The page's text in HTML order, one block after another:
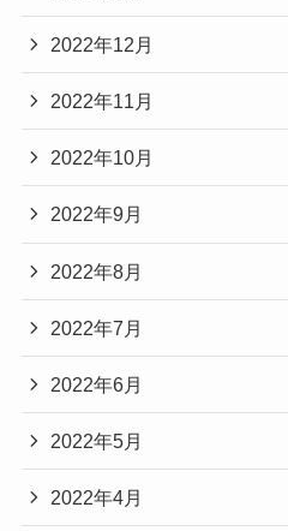
2022年12月
2022年11月
2022年10月
2022年9月
2022年8月
2022年7月
2022年6月
2022年5月
2022年4月